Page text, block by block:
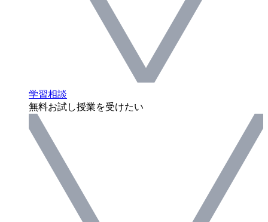
学習相談
無料お試し授業を受けたい